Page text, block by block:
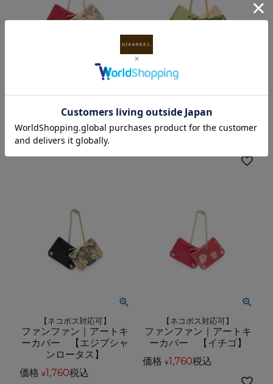
ファンファン｜アートキ
ーカバー 【兎戯画】
価格 ¥1,760税込
ファンファン｜アートキ
ーカバー 【ビートリッ
プ】
【ネコポス対応可】
ファンファン｜アートキ
ーカバー 【エジプシャ
ンロータス】
価格 ¥1,760税込
【ネコポス対応可】
ファンファン｜アートキ
ーカバー 【イチゴ】
価格 ¥1,760税込